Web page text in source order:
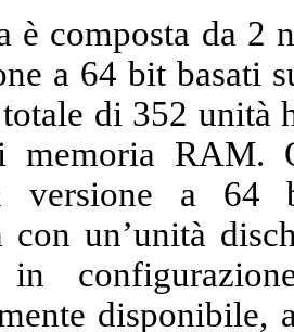
è composta da
a 64 bit basati
di 352 unità
memoria RAM.
versione a 64
con un’unità